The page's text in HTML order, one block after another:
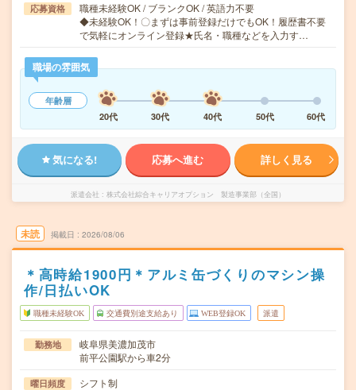
応募資格
職種未経験OK / ブランクOK / 英語力不要
◆未経験OK！〇まずは事前登録だけでもOK！履歴書不要
で気軽にオンライン登録★氏名・職種などを入力す…
職場の雰囲気
年齢層
20代
30代 40代 50代 60代
気になる! 応募へ進む 詳しく見る
派遣会社 株式会社綜合キャリアオプション 製造事業部（全国）
未読 掲載日 2026/08/06
＊高時給1900円＊アルミ缶づくりのマシン操
作/日払いOK
職種未経験OK 交通費別途支給あり WEB登録OK 派遣
勤務地
岐阜県美濃加茂市
前平公園駅から車2分
曜日頻度 シフト制